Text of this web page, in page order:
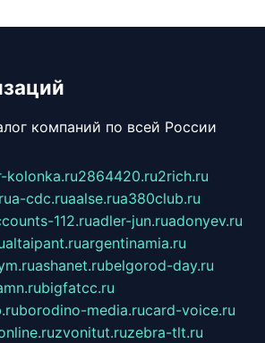
компаний по всей России
kolonka.ru2864420.ru2rich.ru
a-cdc.ruaalse.rua380club.ru
112.ruadler-jun.ruadonyev.ru
altaipant.ruargentinamia.ru
ashanet.rubelgorod-day.ru
bigfatcc.ru
borodino-media.rucard-voice.ru
zvonitut.ruzebra-tlt.ru